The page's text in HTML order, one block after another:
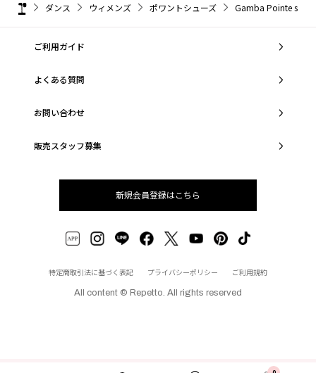
ダンス ウィメンズ ポワントシューズ Gamba Pointe
ご利用ガイド
よくある質問
お問い合わせ
販売スタッフ募集
新規会員登録はこちら
特定商取引法に基づく表記 プライバシーポリシー ご利用規約
All content © Repetto. All rights reserved